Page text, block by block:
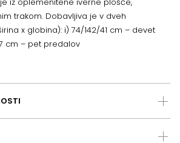
trakom. Dobavljiva je v dveh
x globina): i) 74/142/41 cm – devet
cm – pet predalov